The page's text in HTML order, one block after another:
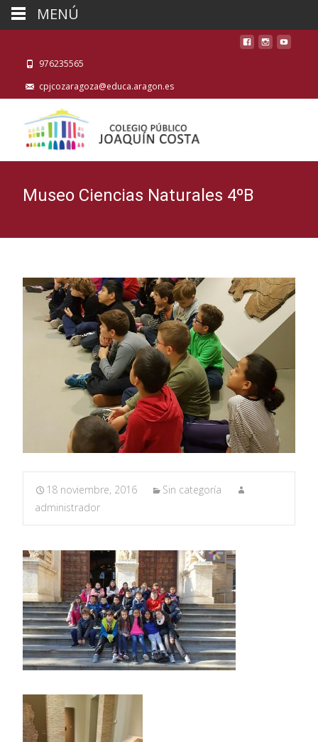
976235565
cpjcozaragoza@educa.aragon.es
Museo Ciencias Naturales 4ºB
18 noviembre, 2016
Sin categoría
administrador
MENÚ